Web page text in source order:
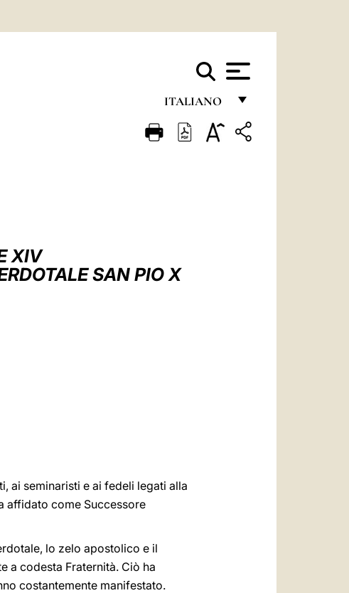
ITALIANO
FRANÇAIS
DEUTSCH
XIV
SAN PIO X
ai seminaristi e ai fedeli legati alla
affidato come Successore
lo zelo apostolico e il
a codesta Fraternità. Ciò ha
costantemente manifestato.